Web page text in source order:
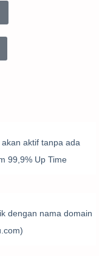
aktif tanpa ada
99,9% Up Time
dengan nama domain